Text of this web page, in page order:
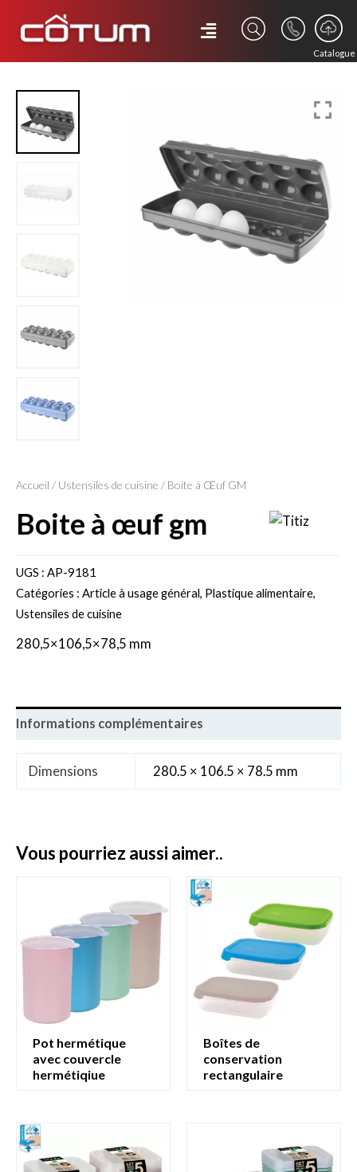
Catalogue
Accueil / Ustensiles de cuisine / Boite à Œuf GM
boite à œuf gm
UGS : AP-9181
Catégories : Article à usage général, Plastique alimentaire,
Ustensiles de cuisine
280,5×106,5×78,5 mm
Informations complémentaires
Dimensions 280.5 × 106.5 × 78.5 mm
vous pourriez aussi aimer..
pot hermétique
avec couvercle
hermétiqiue
boîtes de
conservation
rectangulaire